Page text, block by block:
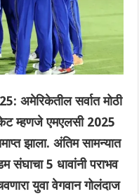
सर्वात मोठी
म्हणजे एमएलसी 2025
झाला. अंतिम सामन्यात
संघाचा 5 धावांनी पराभव
युवा वेगवान गोलंदाज